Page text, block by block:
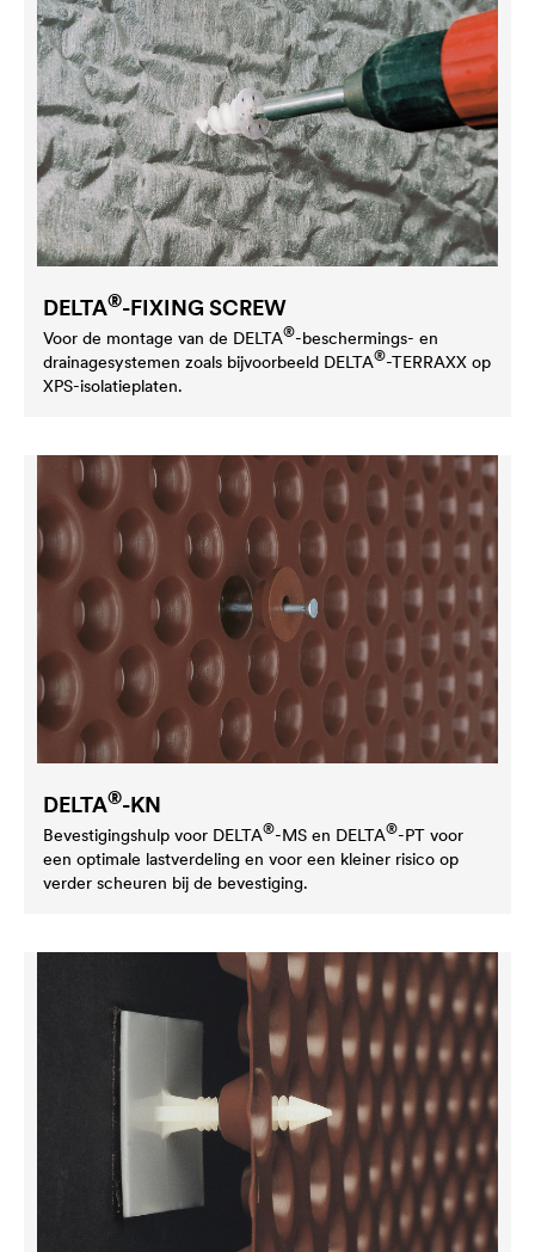
DELTA®-FIXING SCREW
Voor de montage van de DELTA®-beschermings- en
drainagesystemen zoals bijvoorbeeld DELTA®-TERRAXX op
XPS-isolatieplaten.
DELTA®-KN
Bevestigingshulp voor DELTA®-MS en DELTA®-PT voor
een optimale lastverdeling en voor een kleiner risico op
verder scheuren bij de bevestiging.